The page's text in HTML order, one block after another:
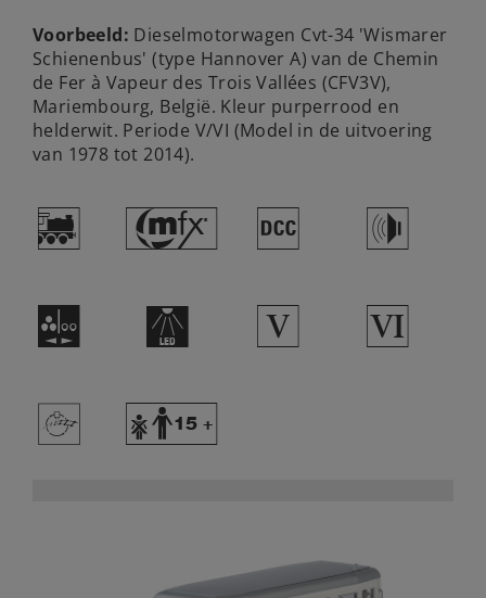
Voorbeeld: Dieselmotorwagen Cvt-34 'Wismarer
Schienenbus' (type Hannover A) van de Chemin
de Fer à Vapeur des Trois Vallées (CFV3V),
Mariembourg, België. Kleur purperrood en
helderwit. Periode V/VI (Model in de uitvoering
van 1978 tot 2014).
( # § h
N + 5 8
> Y